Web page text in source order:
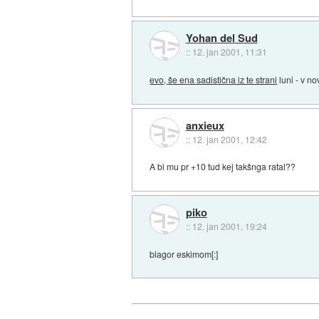
Yohan del Sud
:: 12. jan 2001, 11:31
evo, še ena sadistična iz te strani luni - v
anxieux
:: 12. jan 2001, 12:42
A bi mu pr +10 tud kej takšnga ratal??
piko
:: 12. jan 2001, 19:24
blagor eskimom[:]